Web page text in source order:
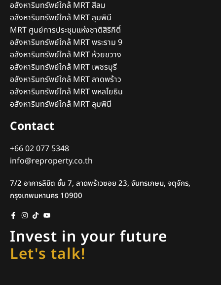
อสังหาริมทรัพย์ใกล้ MRT สีลม
อสังหาริมทรัพย์ใกล้ MRT ลุมพินี
MRT ศูนย์การประชุมแห่งชาติสิริกิติ์
อสังหาริมทรัพย์ใกล้ MRT พระราม 9
อสังหาริมทรัพย์ใกล้ MRT ห้วยขวาง
อสังหาริมทรัพย์ใกล้ MRT เพชรบุรี
อสังหาริมทรัพย์ใกล้ MRT ลาดพร้าว
อสังหาริมทรัพย์ใกล้ MRT พหลโยธิน
อสังหาริมทรัพย์ใกล้ MRT ลุมพินี
Contact
+66 02 077 5348
info@reproperty.co.th
7/2 อาคารลิขิต ชั้น 7, ลาดพร้าวซอย 23, จันทรเกษม, จตุจักร,
กรุงเทพมหานคร 10900
Invest in your future
Let's talk!